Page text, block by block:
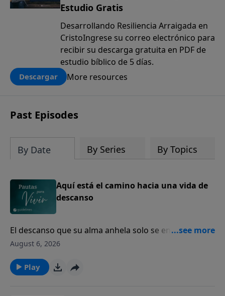
Estudio Gratis
Desarrollando Resiliencia Arraigada en
CristoIngrese su correo electrónico para
recibir su descarga gratuita en PDF de
estudio bíblico de 5 días.
Descargar More resources
Past Episodes
By Date By Series By Topics
Aquí está el camino hacia una vida de
descanso
El descanso que su alma anhela solo se encuentra en
Dios.
August 6, 2026
Play